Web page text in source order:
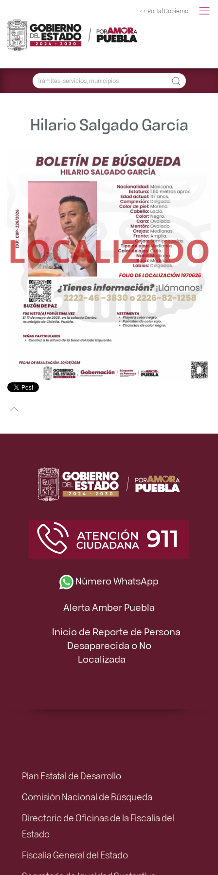
<< Portal Gobierno
Hilario Salgado García
Número WhatsApp
Alerta Amber Puebla
Inicio de Reporte de Persona
Desaparecida o No
Localizada
Plan Estatal de Desarrollo
Comisión Nacional de Búsqueda
Directorio de Oficinas de la Fiscalía del
Estado
Fiscalía General del Estado